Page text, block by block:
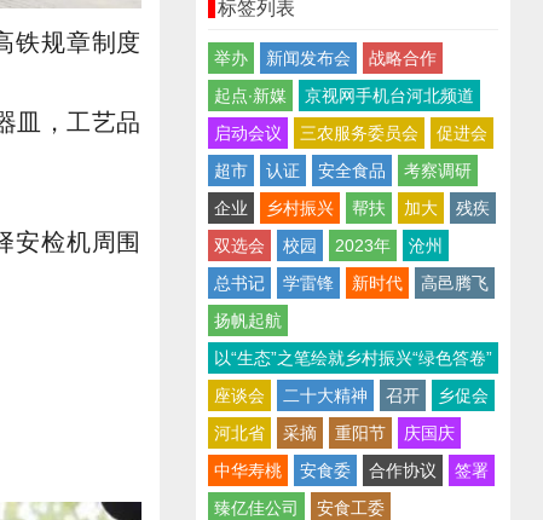
铁规章制度
皿，工艺品
安检机周围
标签列表
举办 新闻发布会
战略合作
起点∙新媒
京视网手机台河北频道
启动会议
三农服务委员会
促进会
超市
认证 安全食品
考察调研
企业
乡村振兴 帮扶 加大
残疾
双选会
校园 2023年
沧州
总书记
学雷锋 新时代
高邑腾飞
扬帆起航
以“生态”之笔绘就乡村振兴“绿色答卷”
座谈会
二十大精神 召开
乡促会
河北省
采摘 重阳节
庆国庆
中华寿桃
安食委 合作协议
签署
臻亿佳公司
安食工委